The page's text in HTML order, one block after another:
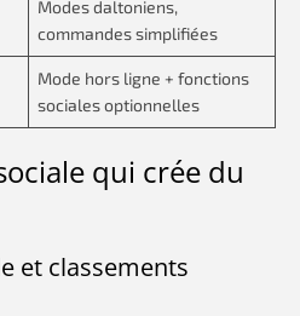
Modes daltoniens,
commandes simplifiées
Mode hors ligne + fonctions
sociales optionnelles
qui crée du
et classements